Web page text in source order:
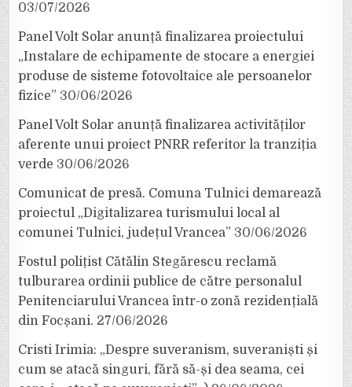
03/07/2026
Panel Volt Solar anunță finalizarea proiectului
„Instalare de echipamente de stocare a energiei
produse de sisteme fotovoltaice ale persoanelor
fizice” 30/06/2026
Panel Volt Solar anunță finalizarea activităților
aferente unui proiect PNRR referitor la tranziția
verde 30/06/2026
Comunicat de presă. Comuna Tulnici demarează
proiectul „Digitalizarea turismului local al
comunei Tulnici, județul Vrancea” 30/06/2026
Fostul polițist Cătălin Stegărescu reclamă
tulburarea ordinii publice de către personalul
Penitenciarului Vrancea într-o zonă rezidențială
din Focșani. 27/06/2026
Cristi Irimia: „Despre suveranism, suveraniști și
cum se atacă singuri, fără să-și dea seama, cei